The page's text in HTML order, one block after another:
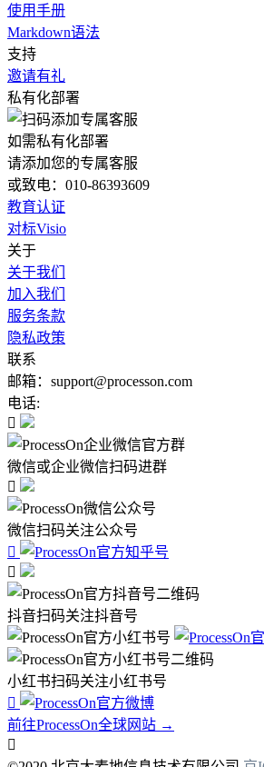
使用手册
Markdown语法
支持
邀请有礼
私有化部署
如需私有化部署
请添加您的专属客服
或致电：010-86393609
教育认证
对标Visio
关于
关于我们
加入我们
服务条款
隐私政策
联系
邮箱：support@processon.com
电话:

微信或企业微信扫码进群

微信扫码关注公众号


抖音扫码关注抖音号
小红书扫码关注小红书号

前往ProcessOn全球网站 →
